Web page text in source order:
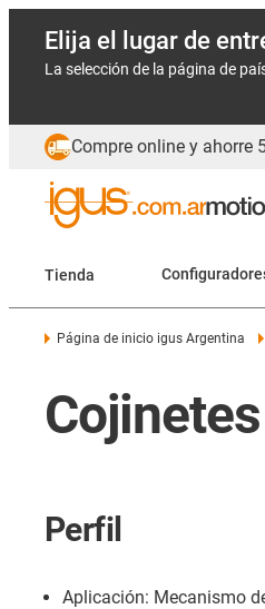
Elija el lugar de
La selección de la página de
Compre online y ahorre
Tienda
Página de inicio igus Argentina
Perfil
Aplicación: Mecanismo